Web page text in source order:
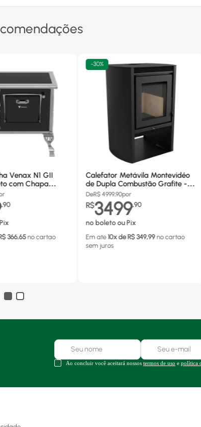
Venax N1 GII
com Chapa
- Chaminé Saída
,90
366,65 no cartao
-30%
Calefator Metávila Montevidéo
de Dupla Combustão Grafite -
880GF
DeR$ 4999,90por
R$3499,90
no boleto ou Pix
Em ate 10x de R$ 349,99 no cartao
sem juros
Ao concluir você aceitará nossos termos de uso e política